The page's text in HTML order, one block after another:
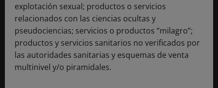
explotación sexual; productos o servicios
relacionados con las ciencias ocultas y
pseudociencias; servicios o productos “milagro”;
productos y servicios sanitarios no verificados por
las autoridades sanitarias y esquemas de venta
multinivel y/o piramidales.